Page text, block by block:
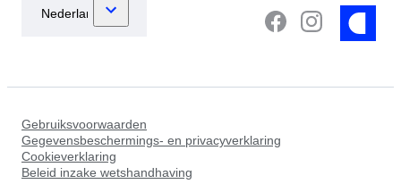
Gebruiksvoorwaarden
Gegevensbeschermings- en privacyverklaring
Cookieverklaring
Beleid inzake wetshandhaving